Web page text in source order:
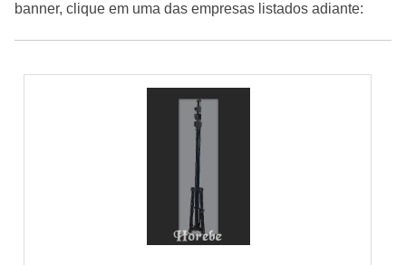
banner, clique em uma das empresas listados adiante: